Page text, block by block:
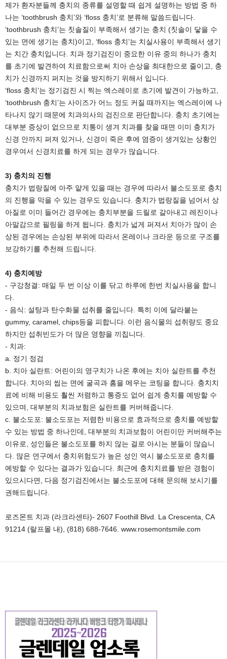
제가 환자분들께 충치의 종류를 설명할 때 쉽게 설명하는 방법 중 하
나는 ‘toothbrush 충치’와 ‘floss 충치’로 분류해 말씀드립니다.
‘toothbrush 충치’는 칫솔질이 부족해서 생기는 충치 (칫솔이 닿을 수
있는 면에 생기는 충치)이고, ‘floss 충치’는 치실사용이 부족해서 생기
는 치간 충치입니다. 치과 정기검진이 중요한 이유 중의 하나가 충치
를 초기에 발견하여 치료함으로써 치아 손상을 최대한으로 줄이고, 충
치가 신경까지 퍼지는 것을 방지하기 위해서 입니다.
‘floss 충치’는 정기검진 시 찍는 엑스레이로 초기에 발견이 가능하고,
‘toothbrush 충치’는 사이즈가 어느 정도 커질 때까지는 엑스레이에 나
타나지 않기 때문에 치과의사의 검진으로 판단합니다. 충치 초기에는
대부분 증상이 없으므로 치통이 생겨 치과를 찾을 때면 이미 충치가
신경 안까지 퍼져 있거나, 신경이 죽은 후에 염증이 생겨있는 상황인
경우여서 신경치료를 하게 되는 경우가 많습니다.
3) 충치의 진행
충치가 법랑질에 아주 얕게 있을 때는 경우에 따라서 불소도포로 충치
의 진행을 막을 수 있는 경우도 있습니다. 충치가 법랑질을 넘어서 상
아질로 이미 들어간 경우에는 충치부분을 드릴로 갈아내고 레진이나
아말감으로 필링을 하게 됩니다. 충치가 넓게 퍼져서 치아가 많이 손
상된 경우에는 손상된 부위에 따라서 온레이나 크라운 등으로 구조를
보강하기를 추천해 드립니다.
4) 충치예방
- 구강청결: 매일 두 번 이상 이를 닦고 하루에 한번 치실사용을 합니
다.
- 음식: 설탕과 탄수화물 섭취를 줄입니다. 특히 이에 달라붙는
gummy, caramel, chips등을 피합니다. 이런 음식물의 섭취량도 중요
하지만 섭취빈도가 더 많은 영향을 끼칩니다.
- 치과:
a. 정기 정검
b. 치아 실란트: 어린이의 영구치가 나온 후에는 치아 실란트를 추천
합니다. 치아의 씹는 면에 굴곡과 홈을 메우는 코팅을 합니다. 충치치
료에 비해 비용도 훨씬 저렴하고 통증도 없어 쉽게 충치를 예방할 수
있으며, 대부분의 치과보험은 실란트를 커버해줍니다.
c. 불소도포: 불소도포는 저렴한 비용으로 효과적으로 충치를 예방할
수 있는 방법 중 하나인데, 대부분의 치과보험이 어린이만 커버해주는
이유로, 성인들은 불소도포를 하지 않는 걸로 아시는 분들이 많습니
다. 많은 연구에서 충치위험도가 높은 성인 역시 불소도포로 충치를
예방할 수 있다는 결과가 있습니다. 최근에 충치치료를 받은 경험이
있으시다면, 다음 정기검진에서는 불소도포에 대해 문의해 보시기를
권해드립니다.
로즈몬트 치과 (라크라센타)- 2607 Foothill Blvd. La Crescenta, CA
91214 (랄프몰 내), (818) 688-7646. www.rosemontsmile.com